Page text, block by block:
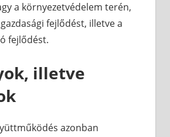
a környezetvédelem terén,
fejlődést, illetve a
fejlődést.
illetve
azonban